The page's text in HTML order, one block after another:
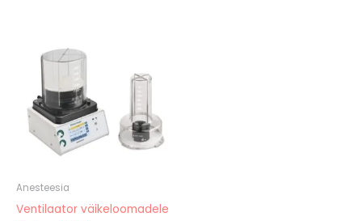
Anesteesia
Ventilaator väikeloomadele